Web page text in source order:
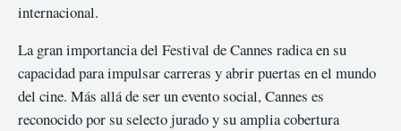
internacional.
La gran importancia del Festival de Cannes radica en su
capacidad para impulsar carreras y abrir puertas en el mundo
del cine. Más allá de ser un evento social, Cannes es
reconocido por su selecto jurado y su amplia cobertura